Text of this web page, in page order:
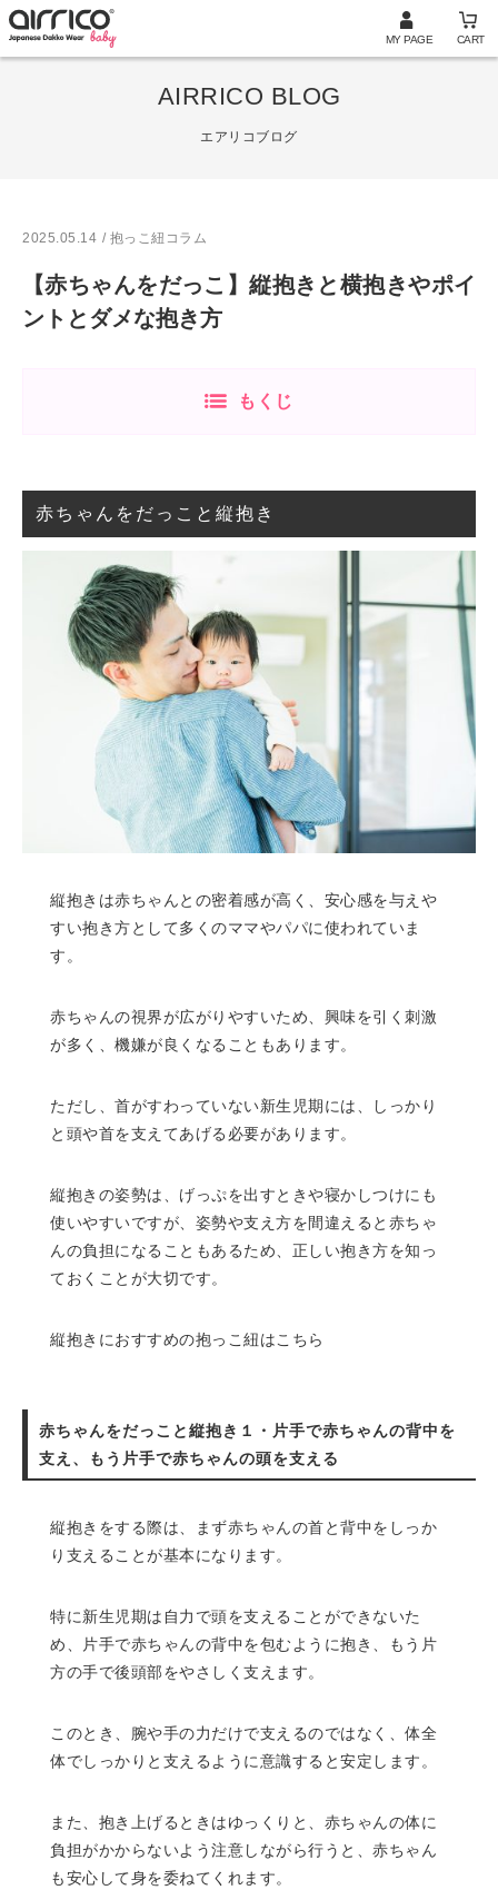
MY PAGE CART
AIRRICO BLOG
エアリコブログ
2025.05.14 / 抱っこ紐コラム
【赤ちゃんをだっこ】縦抱きと横抱きやポイ
ントとダメな抱き方
もくじ
赤ちゃんをだっこと縦抱き
縦抱きは赤ちゃんとの密着感が高く、安心感を与えや
すい抱き方として多くのママやパパに使われていま
す。
赤ちゃんの視界が広がりやすいため、興味を引く刺激
が多く、機嫌が良くなることもあります。
ただし、首がすわっていない新生児期には、しっかり
と頭や首を支えてあげる必要があります。
縦抱きの姿勢は、げっぷを出すときや寝かしつけにも
使いやすいですが、姿勢や支え方を間違えると赤ちゃ
んの負担になることもあるため、正しい抱き方を知っ
ておくことが大切です。
縦抱きにおすすめの抱っこ紐はこちら
赤ちゃんをだっこと縦抱き１・片手で赤ちゃんの背中を
支え、もう片手で赤ちゃんの頭を支える
縦抱きをする際は、まず赤ちゃんの首と背中をしっか
り支えることが基本になります。
特に新生児期は自力で頭を支えることができないた
め、片手で赤ちゃんの背中を包むように抱き、もう片
方の手で後頭部をやさしく支えます。
このとき、腕や手の力だけで支えるのではなく、体全
体でしっかりと支えるように意識すると安定します。
また、抱き上げるときはゆっくりと、赤ちゃんの体に
負担がかからないよう注意しながら行うと、赤ちゃん
も安心して身を委ねてくれます。